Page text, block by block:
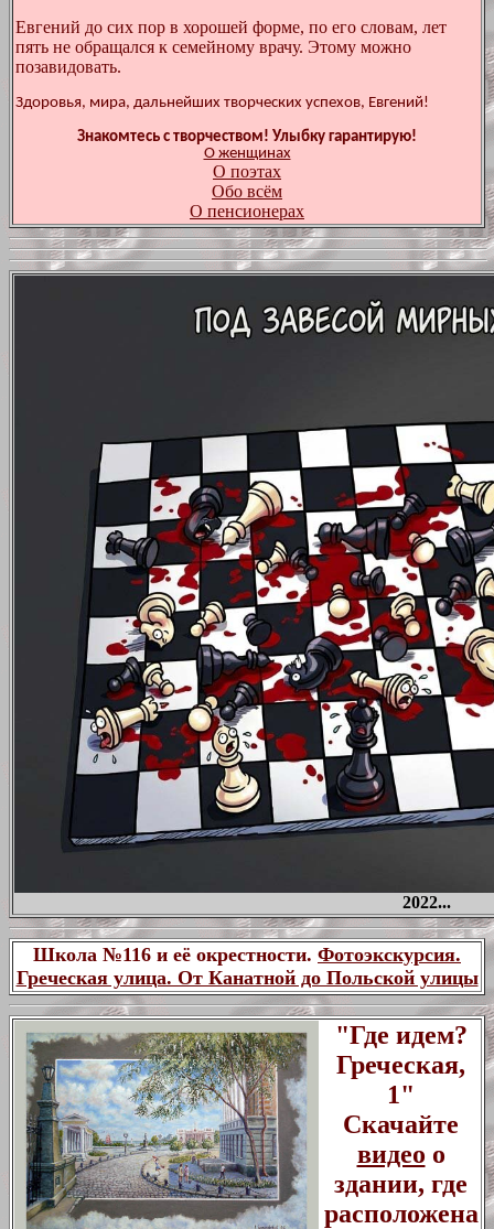
Евгений до сих пор в хорошей форме, по его словам, лет
пять не обращался к семейному врачу. Этому можно
позавидовать.
Здоровья, мира, дальнейших творческих успехов, Евгений!
Знакомтесь с творчеством! Улыбку гарантирую!
О женщинах
О поэтах
Обо всём
О пенсионерах
2022...
Школа №116 и её окрестности. Фотоэкскурсия.
Греческая улица. От Канатной до Польской улицы
"Где идем?
Греческая,
1"
Скачайте
видео о
здании, где
расположена